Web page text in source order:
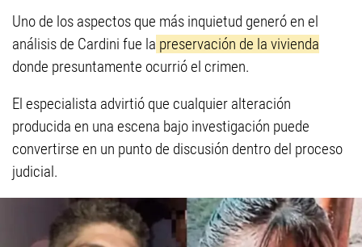
Uno de los aspectos que más inquietud generó en el
análisis de Cardini fue la preservación de la vivienda
donde presuntamente ocurrió el crimen.
El especialista advirtió que cualquier alteración
producida en una escena bajo investigación puede
convertirse en un punto de discusión dentro del proceso
judicial.